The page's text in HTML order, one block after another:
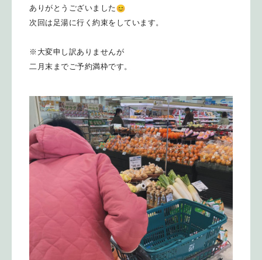
ありがとうございました
次回は足湯に行く約束をしています。
※大変申し訳ありませんが
二月末までご予約満枠です。